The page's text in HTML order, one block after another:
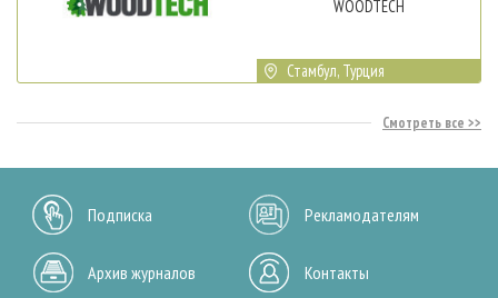
WOODTECH
Стамбул, Турция
Смотреть все
Подписка Рекламодателям
Архив журналов Контакты